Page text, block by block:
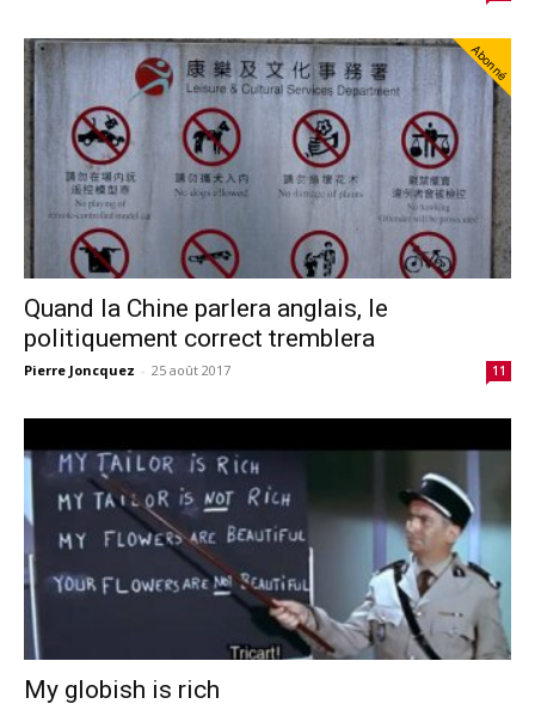
Abonné
Quand la Chine parlera anglais, le
politiquement correct tremblera
Pierre Joncquez - 25 août 2017 11
My globish is rich